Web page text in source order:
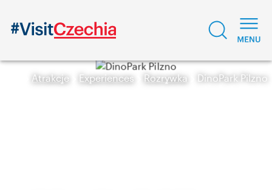
Atrakcje Experiences Rozrywka DinoPark Pilzno